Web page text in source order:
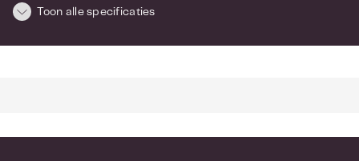
Toon alle specificaties